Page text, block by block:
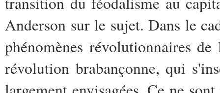
Anderson sur le sujet. Dans le
phénomènes révolutionnaires
révolution brabançonne, qui